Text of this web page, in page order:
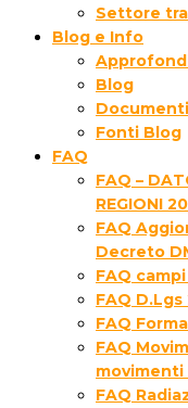
Settore
Blog e Info
Blog
Fonti Blog
FAQ
FAQ –
REGIONI
FAQ
Decreto
FAQ
FAQ D.Lgs
FAQ
FAQ
FAQ